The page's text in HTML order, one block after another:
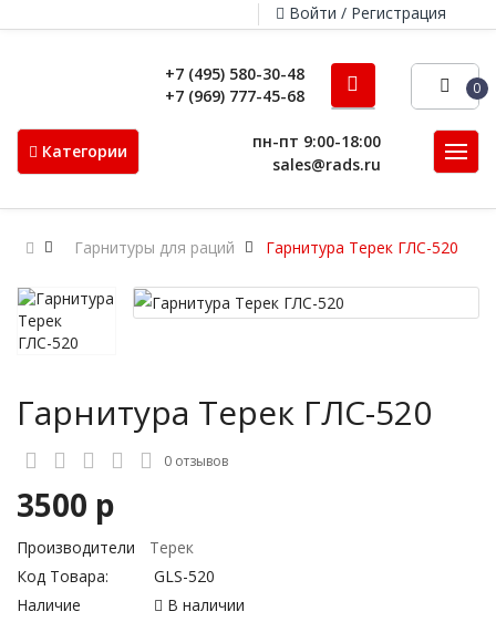
Войти / Регистрация
+7 (495) 580-30-48
+7 (969) 777-45-68
0
Категории
пн-пт 9:00-18:00
sales@rads.ru
Гарнитуры для раций Гарнитура Терек ГЛС-520
Гарнитура Терек ГЛС-520
0 отзывов
3500 р
Производители
Терек
Код Товара:
GLS-520
Наличие
В наличии